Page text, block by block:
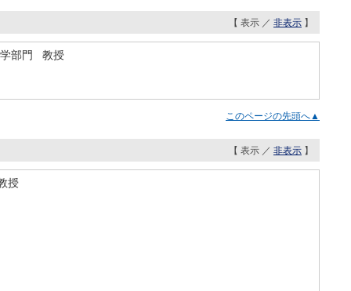
【 表示 ／ 非表示 】
部門 教授
このページの先頭へ▲
【 表示 ／ 非表示 】
授